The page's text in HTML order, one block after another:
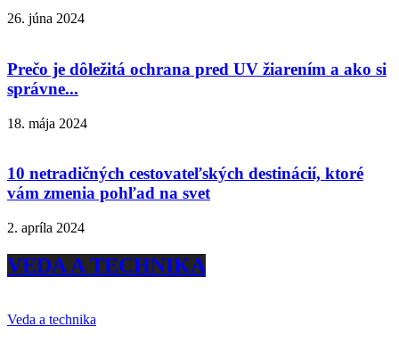
26. júna 2024
Prečo je dôležitá ochrana pred UV žiarením a ako si
správne...
18. mája 2024
10 netradičných cestovateľských destinácií, ktoré
vám zmenia pohľad na svet
2. apríla 2024
VEDA A TECHNIKA
Veda a technika